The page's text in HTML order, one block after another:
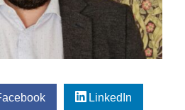
LinkedIn